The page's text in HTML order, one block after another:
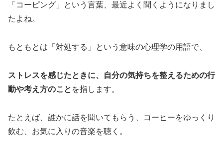
「コーピング」という言葉、最近よく聞くようになりまし
たよね。
もともとは「対処する」という意味の心理学の用語で、
ストレスを感じたときに、自分の気持ちを整えるための行
動や考え方のこと を指します。
たとえば、誰かに話を聞いてもらう、コーヒーをゆっくり
飲む、お気に入りの音楽を聴く。